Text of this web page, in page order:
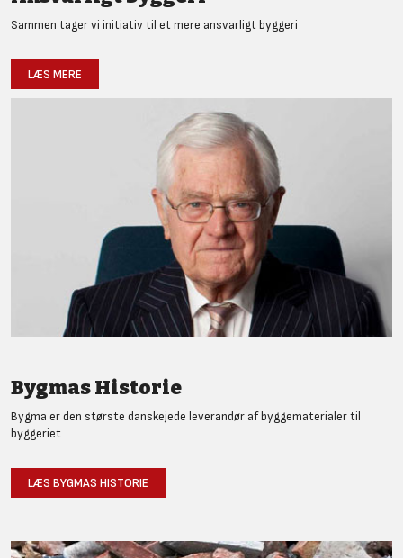
Sammen tager vi initiativ til et mere ansvarligt byggeri
LÆS MERE
Bygmas Historie
Bygma er den største danskejede leverandør af byggematerialer til
byggeriet
LÆS BYGMAS HISTORIE